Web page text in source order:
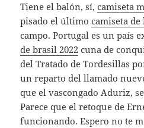
Tiene el balón, sí,camiseta
pisado el últimocamiseta de
campo. Portugal es un país
de brasil 2022 cuna de
del Tratado de Tordesillas
un reparto del llamado
que el vascongado Aduriz,
Parece que el retoque de
funcionando. Espero no te